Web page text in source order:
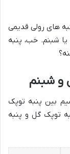
های رولی قدیمی
شبنم. خب، پنبه
و شبنم
بین پنبه توپک
توپک گل و پنبه